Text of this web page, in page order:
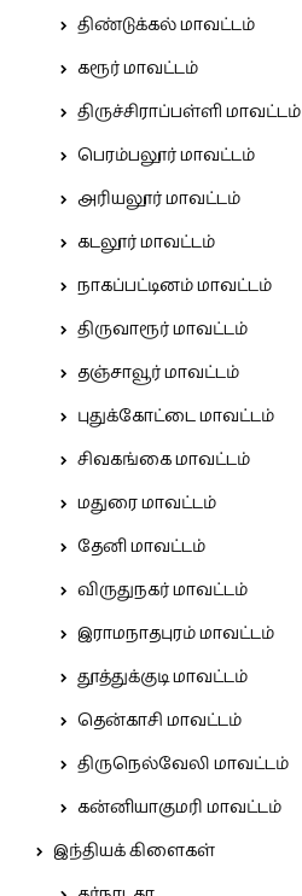
திண்டுக்கல் மாவட்டம்
கரூர் மாவட்டம்
திருச்சிராப்பள்ளி மாவட்டம்
பெரம்பலூர் மாவட்டம்
அரியலூர் மாவட்டம்
கடலூர் மாவட்டம்
நாகப்பட்டினம் மாவட்டம்
திருவாரூர் மாவட்டம்
தஞ்சாவூர் மாவட்டம்
புதுக்கோட்டை மாவட்டம்
சிவகங்கை மாவட்டம்
மதுரை மாவட்டம்
தேனி மாவட்டம்
விருதுநகர் மாவட்டம்
இராமநாதபுரம் மாவட்டம்
தூத்துக்குடி மாவட்டம்
தென்காசி மாவட்டம்
திருநெல்வேலி மாவட்டம்
கன்னியாகுமரி மாவட்டம்
இந்தியக் கிளைகள்